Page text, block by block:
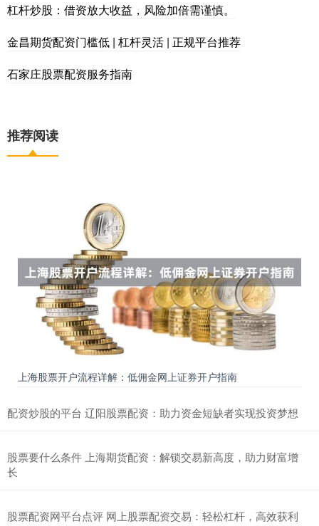
杠杆炒股：借资放大收益，风险加倍需谨慎。
金昌期货配资门槛低 | 杠杆灵活 | 正规平台推荐
石家庄股票配资服务指南
推荐阅读
上海股票开户流程详解：低佣金网上证券开户指南
配资炒股的平台 辽阳股票配资：助力资金短缺者实现投资梦想
股票要什么条件 上海期货配资：解锁交易新高度，助力财富增
长
股票配资网平台点评 网上股票配资交易：轻松杠杆，高效获利